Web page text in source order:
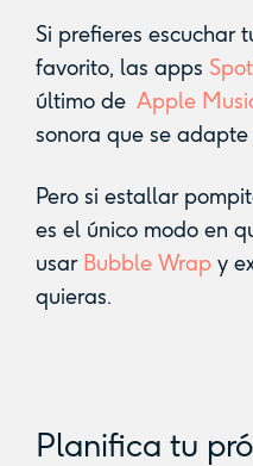
Si prefieres escuchar
favorito, las apps
último de Apple
sonora que se adapte
Pero si estallar
es el único modo en
usar Bubble Wrapy
quieras.
Planifica tu